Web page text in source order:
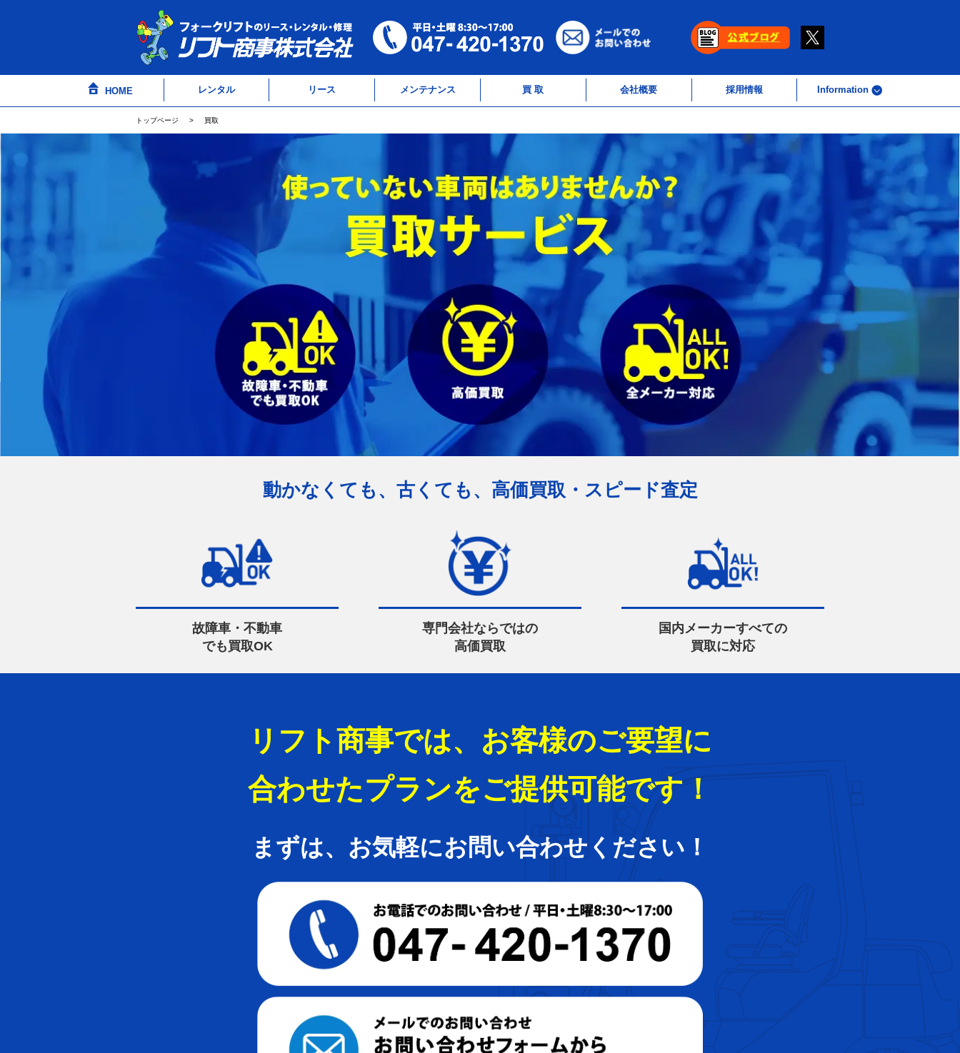
HOME レンタル リース メンテナンス 買 取 会社概要 採用情報 Information
トップページ 買取
動かなくても、古くても、 高価買取・スピード査定
故障車・不動車
でも買取OK
専門会社ならではの
高価買取
国内メーカーすべての
買取に対応
リフト商事では、お客様のご要望に
合わせたプランをご提供可能です！
まずは、お気軽にお問い合わせください！